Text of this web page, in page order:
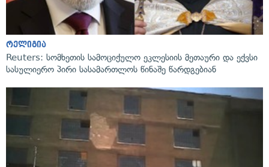
რელიგია
Reuters: სომხეთის სამოციქულო ეკლესიის მეთაური და ექვსი
სასულიერო პირი სასამართლოს წინაშე წარდგებიან